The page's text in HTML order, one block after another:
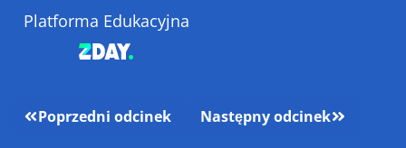
Platforma Edukacyjna
Poprzedni odcinek Następny odcinek